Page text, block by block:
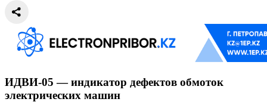
ИДВИ-05 — индикатор дефектов обмоток
электрических машин